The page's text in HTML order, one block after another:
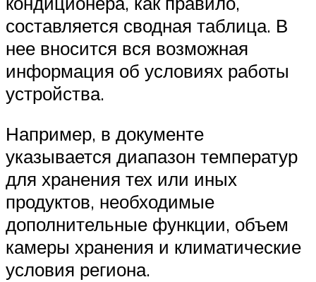
составляется сводная таблица. В
нее вносится вся возможная
информация об условиях работы
устройства.
Например, в документе
указывается диапазон температур
для хранения тех или иных
продуктов, необходимые
дополнительные функции, объем
камеры хранения и климатические
условия региона.